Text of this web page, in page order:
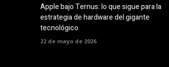
Apple bajo Ternus: lo que sigue para la
estrategia de hardware del gigante
tecnológico
22 de mayo de 2026